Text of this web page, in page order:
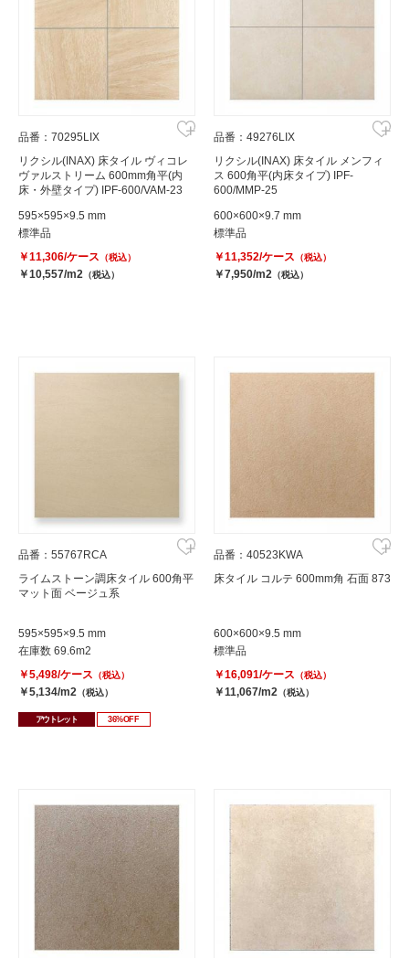
品番：70295LIX
リクシル(INAX) 床タイル ヴィコレ
ヴァルストリーム 600mm角平(内
床・外壁タイプ) IPF-600/VAM-23
595×595×9.5 mm
標準品
￥11,306/ケース （税込）
￥10,557/m2 （税込）
品番：49276LIX
リクシル(INAX) 床タイル メンフィ
ス 600角平(内床タイプ) IPF-
600/MMP-25
600×600×9.7 mm
標準品
￥11,352/ケース （税込）
￥7,950/m2 （税込）
品番：55767RCA
ライムストーン調床タイル 600角平
マット面 ベージュ系
595×595×9.5 mm
在庫数 69.6m2
￥5,498/ケース （税込）
￥5,134/m2 （税込）
アウトレット 36%OFF
品番：40523KWA
床タイル コルテ 600mm角 石面 873
600×600×9.5 mm
標準品
￥16,091/ケース （税込）
￥11,067/m2 （税込）